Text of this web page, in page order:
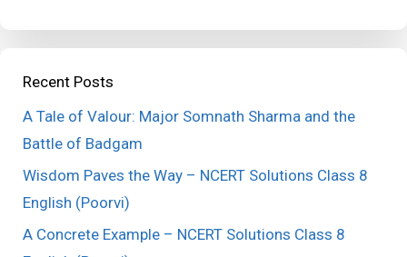
Recent Posts
A Tale of Valour: Major Somnath Sharma and the
Battle of Badgam
Wisdom Paves the Way – NCERT Solutions Class 8
English (Poorvi)
A Concrete Example – NCERT Solutions Class 8